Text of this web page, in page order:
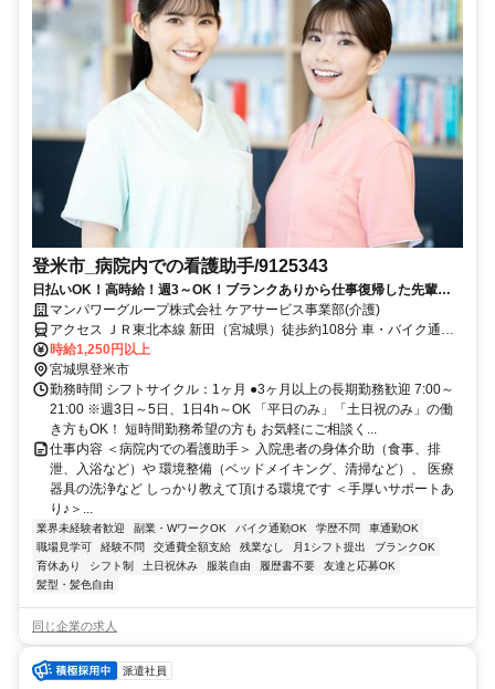
登米市_病院内での看護助手/9125343
日払いOK！高時給！週3～OK！ブランクありから仕事復帰した先輩や
ミドル世代も多数活躍中♪
マンパワーグループ株式会社 ケアサービス事業部(介護)
アクセス ＪＲ東北本線 新田（宮城県）徒歩約108分 車・バイク通勤
OK（派遣先による）
時給1,250円以上
宮城県登米市
勤務時間 シフトサイクル：1ヶ月 ●3ヶ月以上の長期勤務歓迎 7:00～
21:00 ※週3日～5日、1日4h～OK 「平日のみ」「土日祝のみ」の働
き方もOK！ 短時間勤務希望の方も お気軽にご相談く...
仕事内容 ＜病院内での看護助手＞ 入院患者の身体介助（食事、排
泄、入浴など）や 環境整備（ベッドメイキング、清掃など）、 医療
器具の洗浄など しっかり教えて頂ける環境です ＜手厚いサポートあ
り♪＞...
業界未経験者歓迎 副業・WワークOK バイク通勤OK 学歴不問
車通勤OK
職場見学可
経験不問 交通費全額支給 残業なし 月1シフト提出
ブランクOK
育休あり
シフト制 土日祝休み 服装自由 履歴書不要
友達と応募OK
髪型・髪色自由
同じ企業の求人
派遣社員